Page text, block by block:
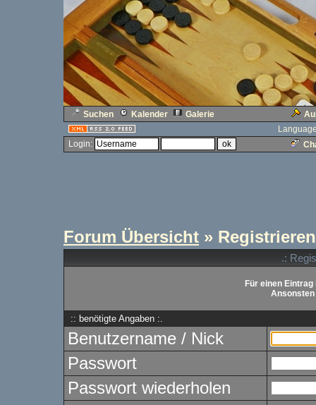
Suchen Kalender Galerie
Login:
Forum Übersicht » Registrieren
.:
Für einen
Ansonsten
:: benötigte Angaben :.
Benutzername / Nick
Passwort
Passwort wiederholen